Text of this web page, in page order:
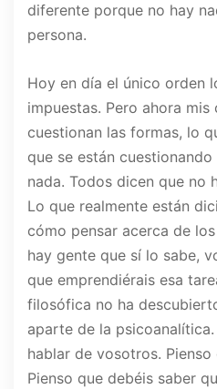
diferente porque no hay
persona.
Hoy en día el único orden
impuestas. Pero ahora
cuestionan las formas, lo
que se están
nada. Todos dicen que no
Lo que realmente están
cómo pensar acerca de
hay gente que sí lo sabe,
que emprendiérais esa
filosófica no ha
aparte de la
hablar de vosotros.
Pienso que debéis saber